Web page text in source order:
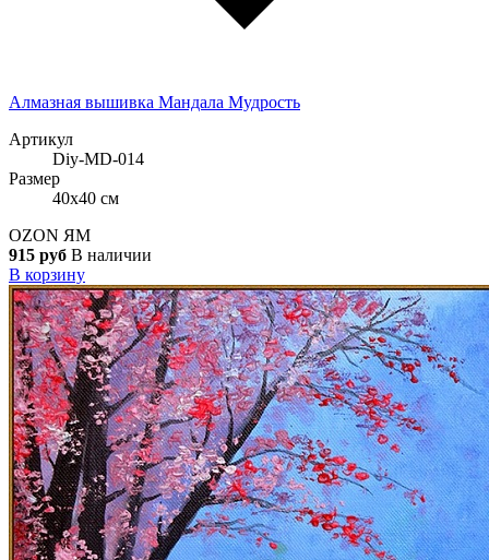
Алмазная вышивка Мандала Мудрость
Артикул
Diy-MD-014
Размер
40x40 см
OZON ЯМ
915 руб В наличии
В корзину